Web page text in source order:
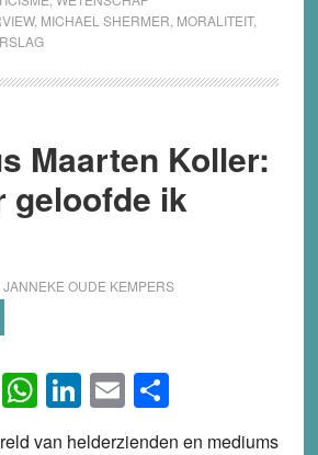
, MICHAEL SHERMER MORALITEIT,
Maarten Koller:
geloofde ik
JANNEKE OUDE KEMPERS
WhatsApp
LinkedIn
EmailShare
van helderzienden en mediums